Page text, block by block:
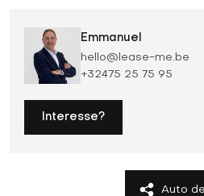
Emmanuel
hello@lease-me.be
+32475 25 75 95
Interesse?
Auto